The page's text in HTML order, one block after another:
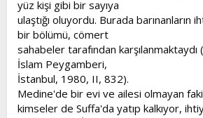
yüz kişi gibi bir sayıya
ulaştığı oluyordu. Burada barınanların
bir bölümü, cömert
sahabeler tarafından karşılanmaktaydı
İslam Peygamberi,
İstanbul, 1980, II, 832).
Medine'de bir evi ve ailesi olmayan
kimseler de Suffa'da yatıp kalkıyor,